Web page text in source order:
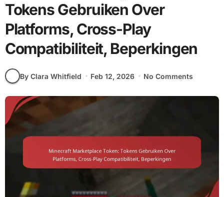
Tokens Gebruiken Over
Platforms, Cross-Play
Compatibiliteit, Beperkingen
By Clara Whitfield Feb 12, 2026 No Comments